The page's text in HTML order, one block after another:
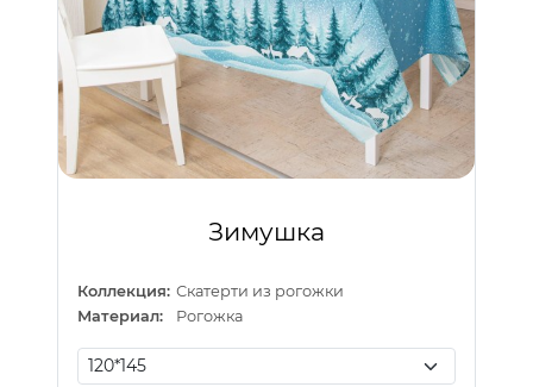
Зимушка
Коллекция: Скатерти из рогожки
Материал:
Рогожка